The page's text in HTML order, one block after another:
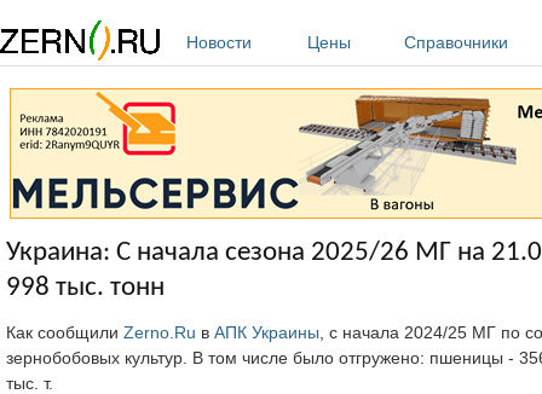
Новости
Цены Справочники
Украина: С начала сезона 2025/26 МГ на
998 тыс. тонн
Как сообщили Zerno.Ru в АПК Украины , с начала 2024/25 МГ по
зернобобовых культур. В том числе было отгружено: пшеницы -
тыс. т.